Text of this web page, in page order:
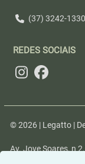
(37) 3242-1330
REDES SOCIAIS
© 2026 | Legatto |
Av. Jove Soares, n